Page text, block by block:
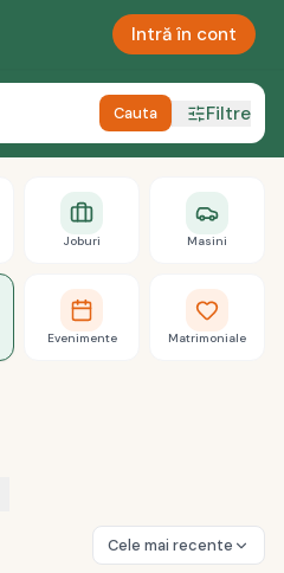
Intră în cont
Cauta Filtre
Joburi Masini
Evenimente Matrimoniale
Cele mai recente